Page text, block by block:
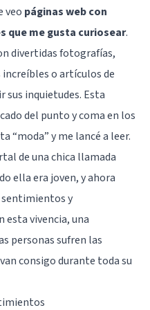
veo páginas web con
que me gusta curiosear.
divertidas fotografías,
increíbles o artículos de
sus inquietudes. Esta
del punto y coma en los
“moda” y me lancé a leer.
de una chica llamada
ella era joven, y ahora
sentimientos y
esta vivencia, una
personas sufren las
consigo durante toda su